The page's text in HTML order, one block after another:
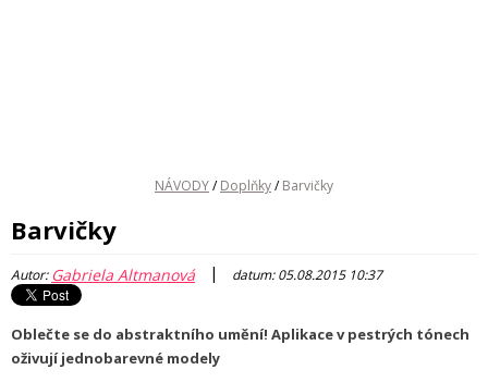
NÁVODY/ Doplňky/ Barvičky
Barvičky
Autor: Gabriela Altmanová | datum: 05.08.2015 10:37
Oblečte se do abstraktního umění! Aplikace v pestrých tónech
oživují jednobarevné modely